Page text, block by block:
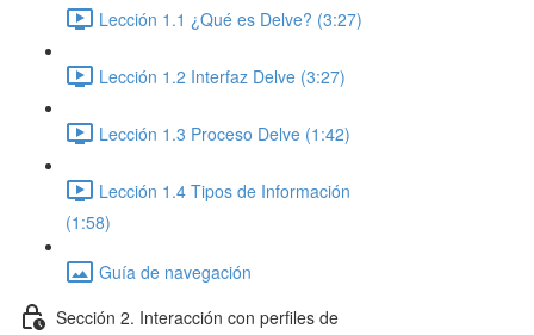
Lección 1.1 ¿Qué es Delve? (3:27)
Lección 1.2 Interfaz Delve (3:27)
Lección 1.3 Proceso Delve (1:42)
Lección 1.4 Tipos de Información
(1:58)
Guía de navegación
Sección 2. Interacción con perfiles de